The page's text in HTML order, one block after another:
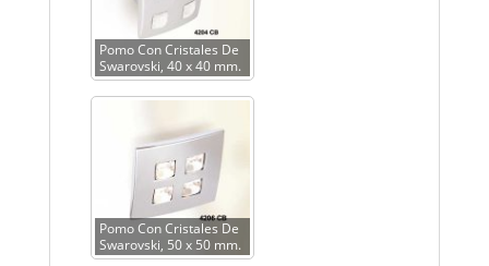
Pomo Con Cristales De
Swarovski, 40 x 40 mm.
Pomo Con Cristales De
Swarovski, 50 x 50 mm.